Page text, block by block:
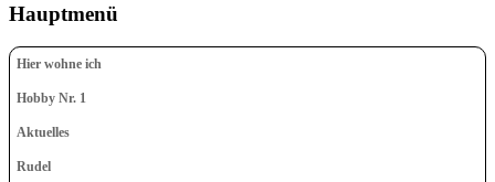
Hauptmenü
Hier wohne ich
Hobby Nr. 1
Aktuelles
Rudel